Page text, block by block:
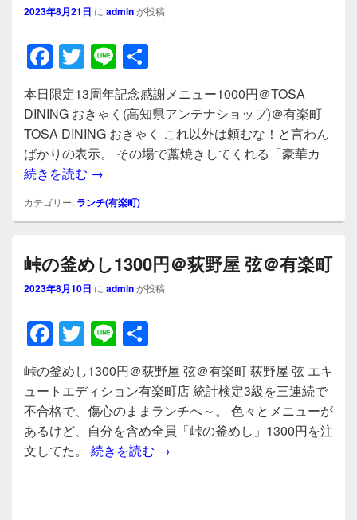
2023年8月21日 に adminが投稿
F
a
c
e
b
o
o
k
T
wi
tt
er
Li
n
e
有
本日限定13周年記念感謝メニュー1000円＠TOSA
DINING おきゃく(高知県アンテナショップ)＠有楽町
TOSA DINING おきゃく これ以外は頼むな！と言わん
ばかりの表示。 その場で藁焼きしてくれる「豪華カ
続きを読む 本日限定13周年記念感謝メニュー1000円＠
→
カテゴリー: ランチ(有楽町)
峠の釜めし1300円＠荻野屋 弦＠有楽町
2023年8月10日 に adminが投稿
F
a
c
e
b
o
T
wi
tt
er
Li
n
e
有
峠の釜めし1300円＠荻野屋 弦＠有楽町 荻野屋 弦 エキ
ュートエディション有楽町店 統計検定3級を三連続で
不合格で、傷心のままランチへ～。 色々とメニューが
あるけど、自分を含め全員「峠の釜めし」1300円を注
文してた。 続きを読む 峠の釜めし1300円＠荻野屋 弦＠
→